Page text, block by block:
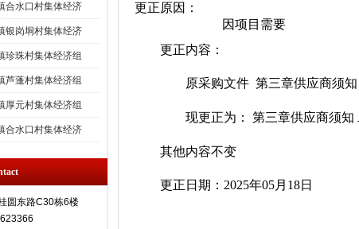
合水口村集体经济
银岗垌村集体经济
珍珠村集体经济组
芦蓬村集体经济组
厚元村集体经济组
合水口村集体经济
圆东路C30栋6楼
更正原因：
因项目需要
更正内容：
原采购文件 第三章供应商须
现更正为： 第三章供应商须知
其他内容不变
更正日期： 2025年05月18日